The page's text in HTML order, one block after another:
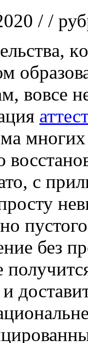
/ /
вовсе
с
без